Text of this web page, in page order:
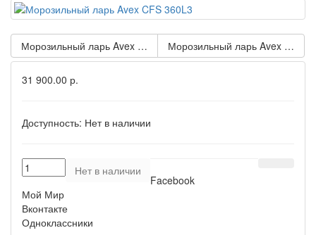
Морозильный ларь Avex CFS 600L3Морозильный ларь Avex CF
31 900.00 р.
Доступность: Нет в наличии
Нет в наличии
Facebook
Мой Мир
Вконтакте
Одноклассники